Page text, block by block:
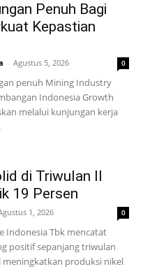
Penuh Bagi
Kepastian
- Agustus 5, 2026 0
penuh Mining Industry
Indonesia Growth
melalui kunjungan kerja
di Triwulan II
19 Persen
1, 2026 0
Indonesia Tbk mencatat
positif sepanjang triwulan
meningkatkan produksi nikel